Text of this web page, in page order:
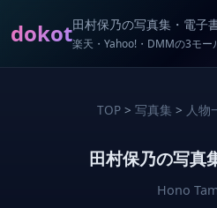
dokot田村保乃の写真集・電子
楽天・Yahoo!・DMMの3モー
TOP> 写真集 > 人物
田村保乃の写真
Hono